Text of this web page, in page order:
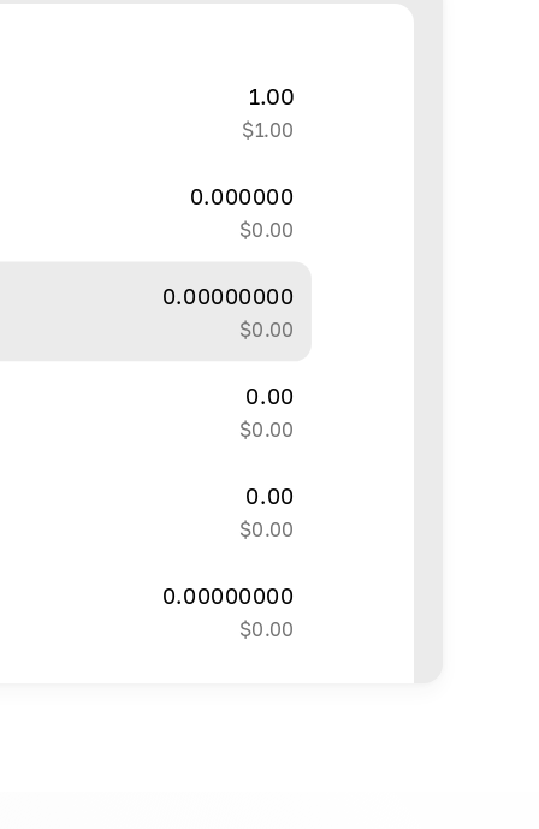
1.00
$1.00
0.000000
$0.00
0.00000000
$0.00
0.00
$0.00
0.00
$0.00
0.00000000
$0.00